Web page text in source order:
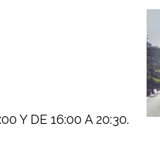
Y DE 16:00 A 20:30.